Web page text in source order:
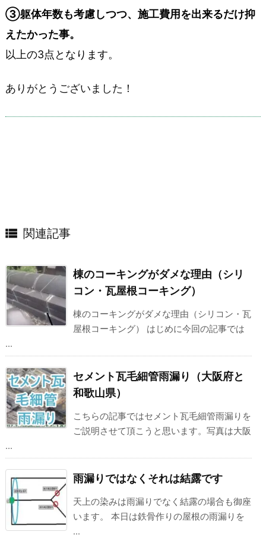
③躯体年数も考慮しつつ、施工費用を出来るだけ抑
えたかった事。
以上の3点となります。
ありがとうございました！
 関連記事
棟のコーキングがダメな理由（シリ
コン・瓦屋根コーキング）
棟のコーキングがダメな理由（シリコン・瓦
屋根コーキング） はじめに今回の記事では
...
セメント瓦毛細管雨漏り（大阪府と
和歌山県）
こちらの記事ではセメント瓦毛細管雨漏りを
ご説明させて頂こうと思います。写真は大阪
...
雨漏りではなくそれは結露です
天上の染みは雨漏りでなく結露の場合も御座
います。 本日は鉄骨作りの屋根の雨漏りを
...